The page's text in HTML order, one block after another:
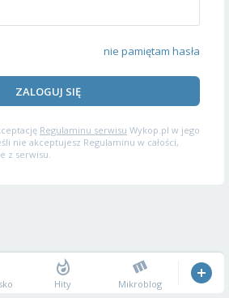
nie pamiętam hasła
ZALOGUJ SIĘ
Regulaminu serwisu Wykop.pl w jego
nie akceptujesz Regulaminu w całości,
z serwisu.
Hity Mikroblog